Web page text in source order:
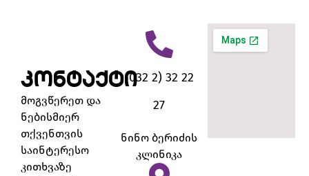
კონტაქტი
მოგვწერეთ და
ნებისმიერ
თქვენთვის
საინტერესო
კითხვაზე
(032 2) 32 22
27
ნინო ბერიძის
კლინიკა